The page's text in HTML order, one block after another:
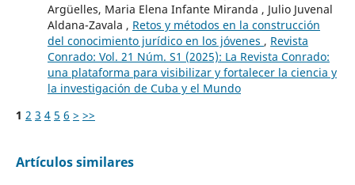
Argüelles, Maria Elena Infante Miranda , Julio Juvenal
Aldana-Zavala , Retos y métodos en la construcción
del conocimiento jurídico en los jóvenes , Revista
Conrado: Vol. 21 Núm. S1 (2025): La Revista Conrado:
una plataforma para visibilizar y fortalecer la ciencia y
la investigación de Cuba y el Mundo
1 2 3 4 5 6 > >>
Artículos similares